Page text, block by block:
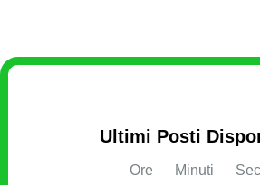
Ultimi Posti
Ore Minuti